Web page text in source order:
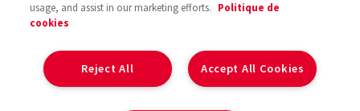
usage, and assist in our marketing efforts. Politique de
cookies
Accept All Cookies
Reject All